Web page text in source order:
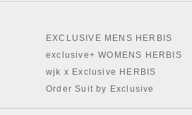
EXCLUSIVE MENS HERBIS
exclusive+ WOMENS HERBIS
wjk x Exclusive HERBIS
Order Suit by Exclusive